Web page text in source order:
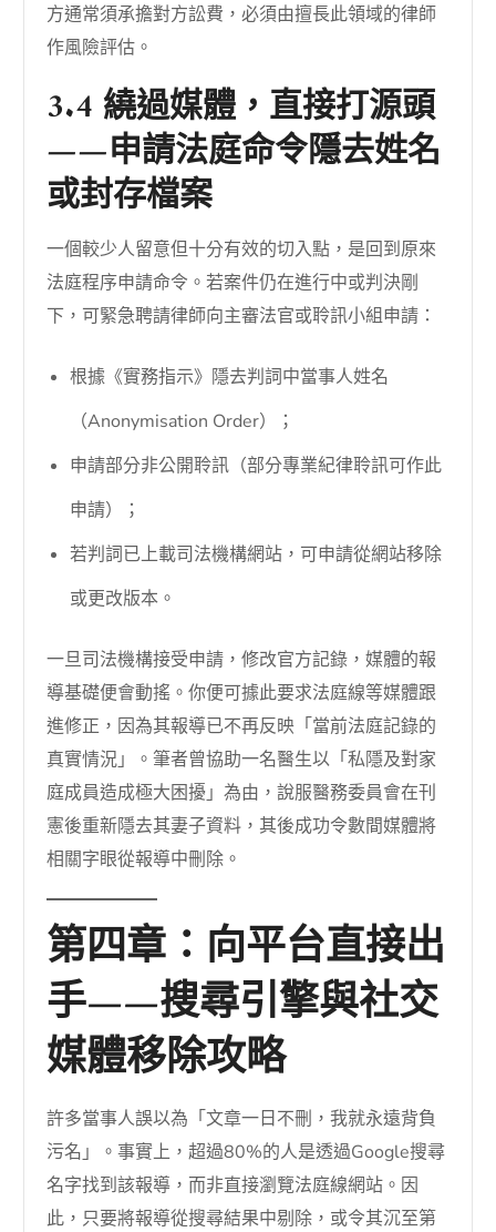
方通常須承擔對方訟費，必須由擅長此領域的律師
作風險評估。
3.4 繞過媒體，直接打源頭
——申請法庭命令隱去姓名
或封存檔案
一個較少人留意但十分有效的切入點，是回到原來
法庭程序申請命令。若案件仍在進行中或判決剛
下，可緊急聘請律師向主審法官或聆訊小組申請：
根據《實務指示》隱去判詞中當事人姓名
（Anonymisation Order）；
申請部分非公開聆訊（部分專業紀律聆訊可作此
申請）；
若判詞已上載司法機構網站，可申請從網站移除
或更改版本。
一旦司法機構接受申請，修改官方記錄，媒體的報
導基礎便會動搖。你便可據此要求法庭線等媒體跟
進修正，因為其報導已不再反映「當前法庭記錄的
真實情況」。筆者曾協助一名醫生以「私隱及對家
庭成員造成極大困擾」為由，說服醫務委員會在刊
憲後重新隱去其妻子資料，其後成功令數間媒體將
相關字眼從報導中刪除。
第四章：向平台直接出
手——搜尋引擎與社交
媒體移除攻略
許多當事人誤以為「文章一日不刪，我就永遠背負
污名」。事實上，超過80%的人是透過Google搜尋
名字找到該報導，而非直接瀏覽法庭線網站。因
此，只要將報導從搜尋結果中剔除，或令其沉至第